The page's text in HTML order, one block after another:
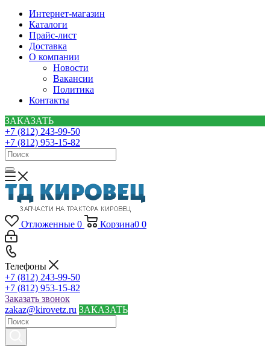
Интернет-магазин
Каталоги
Прайс-лист
Доставка
О компании
Новости
Вакансии
Политика
Контакты
ЗАКАЗАТЬ
+7 (812) 243-99-50
+7 (812) 953-15-82
Отложенные 0 Корзина0 0
Телефоны
+7 (812) 243-99-50
+7 (812) 953-15-82
Заказать звонок
zakaz@kirovetz.ru ЗАКАЗАТЬ